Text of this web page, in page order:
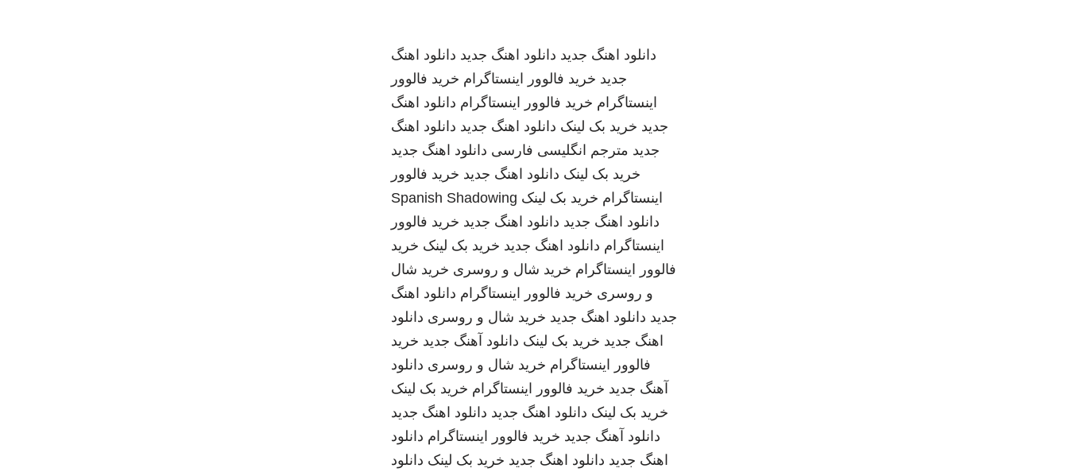
دانلود اهنگ جدید دانلود اهنگ جدید دانلود اهنگ
جدید خرید فالوور اینستاگرام خرید فالوور
اینستاگرام خرید فالوور اینستاگرام دانلود اهنگ
جدید خرید بک لینک دانلود اهنگ جدید دانلود اهنگ
جدید مترجم انگلیسی فارسی دانلود اهنگ جدید
خرید بک لینک دانلود اهنگ جدید خرید فالوور
اینستاگرام خرید بک لینک Spanish Shadowing
دانلود اهنگ جدید دانلود اهنگ جدید خرید فالوور
اینستاگرام دانلود اهنگ جدید خرید بک لینک خرید
فالوور اینستاگرام خرید شال و روسری خرید شال
و روسری خرید فالوور اینستاگرام دانلود اهنگ
جدید دانلود اهنگ جدید خرید شال و روسری دانلود
اهنگ جدید خرید بک لینک دانلود آهنگ جدید خرید
فالوور اینستاگرام خرید شال و روسری دانلود
آهنگ جدید خرید فالوور اینستاگرام خرید بک لینک
خرید بک لینک دانلود اهنگ جدید دانلود اهنگ جدید
دانلود آهنگ جدید خرید فالوور اینستاگرام دانلود
اهنگ جدید دانلود اهنگ جدید خرید بک لینک دانلود